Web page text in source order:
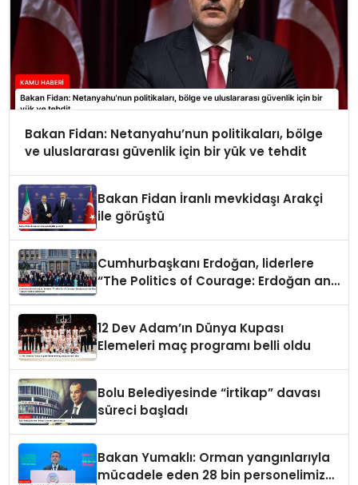
Bakan Fidan: Netanyahu’nun politikaları, bölge
ve uluslararası güvenlik için bir yük ve tehdit
Bakan Fidan İranlı mevkidaşı Arakçi
ile görüştü
Cumhurbaşkanı Erdoğan, liderlere
“The Politics of Courage: Erdoğan and
12 Dev Adam’ın Dünya Kupası
Elemeleri maç programı belli oldu
Bolu Belediyesinde “irtikap” davası
süreci başladı
Bakan Yumaklı: Orman yangınlarıyla
mücadele eden 28 bin personelimiz